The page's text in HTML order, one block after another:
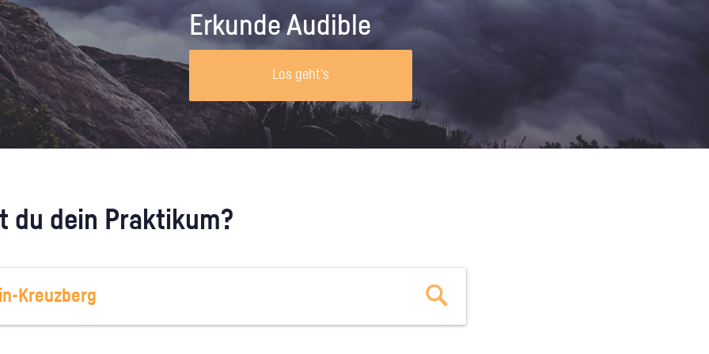
Unternehmen lohnt, wie man sich
vorbereitet und wie ein Vorab-Anruf
abläuft.
Erkunde Audible
Los geht's
du dein Praktikum?
Kreuzberg